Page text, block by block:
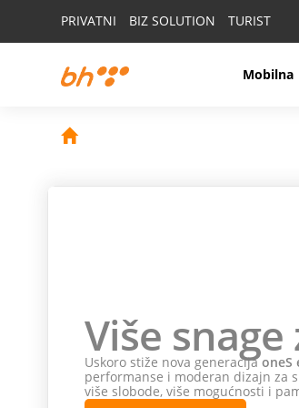
PRIVATNI BIZ SOLUTION TURIST
Mobilna
Više
Uskoro stiže nova generacijaoneS
performanse i moderan dizajn za
više slobode, više mogućnosti i